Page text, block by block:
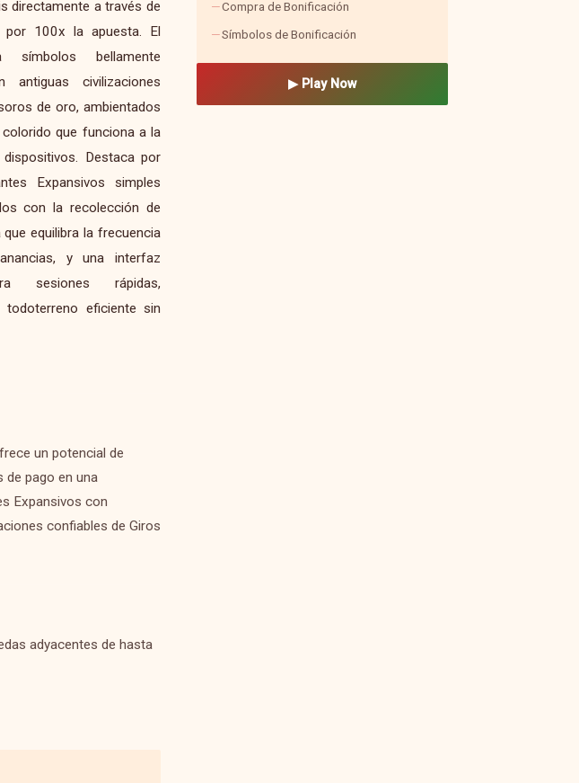
un potencial de
de pago en una
Expansivos con
confiables de Giros
adyacentes de hasta
Compra de Bonificación
Símbolos de Bonificación
▶ Play Now